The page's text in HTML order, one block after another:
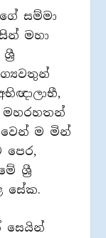
සම්මා
මහා
මහරහතන්
ම මින්
පෙර,
ශ්‍රී
සේක.
සෙයින්